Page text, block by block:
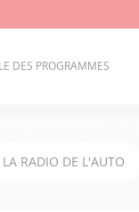
DES PROGRAMMES
LA RADIO DE L'AUTO